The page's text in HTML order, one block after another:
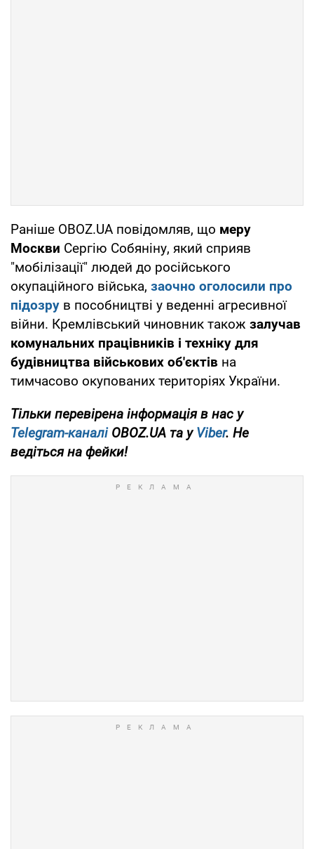
Раніше OBOZ.UA повідомляв, що меру
Москви Сергію Собяніну, який сприяв
"мобілізації" людей до російського
окупаційного війська, заочно оголосили про
підозру в пособництві у веденні агресивної
війни. Кремлівський чиновник також залучав
комунальних працівників і техніку для
будівництва військових об'єктів на
тимчасово окупованих територіях України.
Тільки перевірена інформація в нас у
Telegram-каналіOBOZ.UA та уViber. Не
ведіться на фейки!